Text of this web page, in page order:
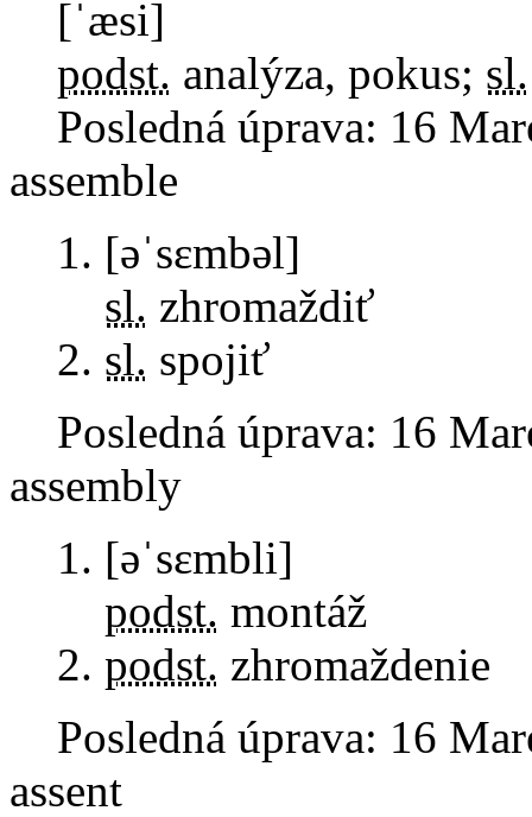
[ˈæsi]
podst. analýza, pokus; sl.
Posledná úprava: 16
assemble
[əˈsɛmbəl]
sl. zhromaždiť
sl. spojiť
Posledná úprava: 16
assembly
[əˈsɛmbli]
podst. montáž
podst. zhromaždenie
Posledná úprava: 16
assent